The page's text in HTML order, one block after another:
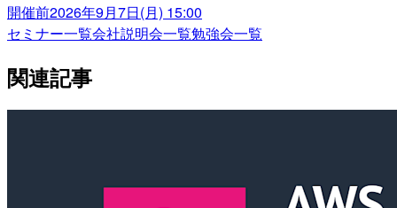
開催前2026年9月7日(月) 15:00
セミナー一覧会社説明会一覧勉強会一覧
関連記事